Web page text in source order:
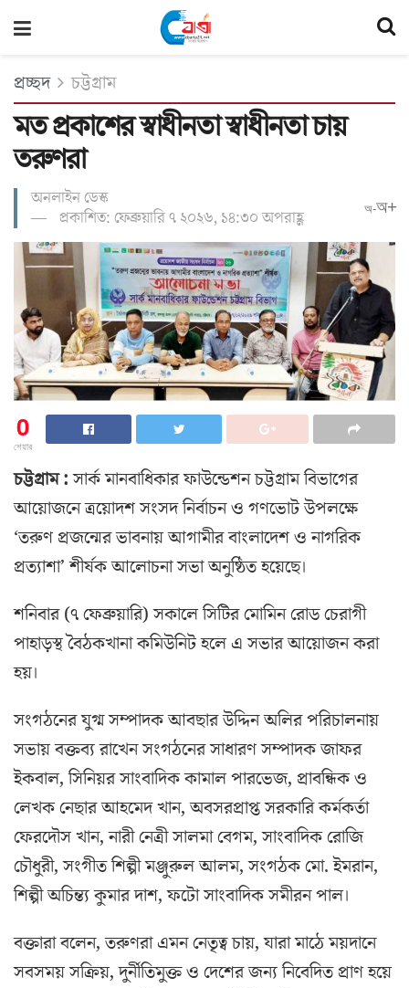
প্রচ্ছদ চট্টগ্রাম
মত প্রকাশের স্বাধীনতা স্বাধীনতা চায়
তরুণরা
অনলাইন ডেস্ক
প্রকাশিত: ফেব্রুয়ারি ৭ ২০২৬, ১৪:৩০ অপরাহ্ণ
অ-অ+
0
শেয়ার
চট্টগ্রাম :সার্ক মানবাধিকার ফাউন্ডেশন চট্টগ্রাম বিভাগের
আয়োজনে ত্রয়োদশ সংসদ নির্বাচন ও গণভোট উপলক্ষে
‘তরুণ প্রজন্মের ভাবনায় আগামীর বাংলাদেশ ও নাগরিক
প্রত্যাশা’ শীর্ষক আলোচনা সভা অনুষ্ঠিত হয়েছে।
শনিবার (৭ ফেব্রুয়ারি) সকালে সিটির মোমিন রোড চেরাগী
পাহাড়স্থ বৈঠকখানা কমিউনিট হলে এ সভার আয়োজন করা
হয়।
সংগঠনের যুগ্ম সম্পাদক আবছার উদ্দিন অলির পরিচালনায়
সভায় বক্তব্য রাখেন সংগঠনের সাধারণ সম্পাদক জাফর
ইকবাল, সিনিয়র সাংবাদিক কামাল পারভেজ, প্রাবন্ধিক ও
লেখক নেছার আহমেদ খান, অবসরপ্রাপ্ত সরকারি কর্মকর্তা
ফেরদৌস খান, নারী নেত্রী সালমা বেগম, সাংবাদিক রোজি
চৌধুরী, সংগীত শিল্পী মঞ্জুরুল আলম, সংগঠক মো. ইমরান,
শিল্পী অচিন্ত্য কুমার দাশ, ফটো সাংবাদিক সমীরন পাল।
বক্তারা বলেন, তরুণরা এমন নেতৃত্ব চায়, যারা মাঠে ময়দানে
সবসময় সক্রিয়, দুর্নীতিমুক্ত ও দেশের জন্য নিবেদিত প্রাণ হয়ে